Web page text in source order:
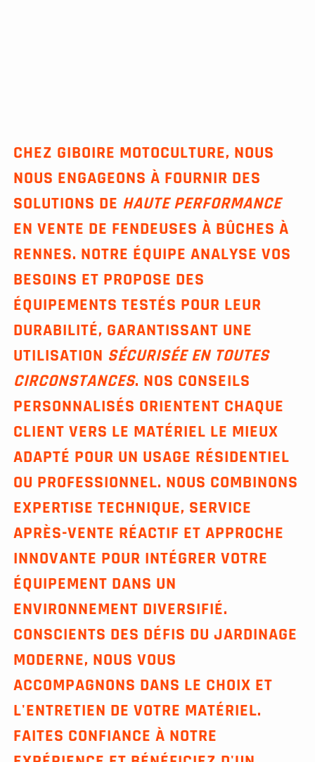
CHEZ GIBOIRE MOTOCULTURE, NOUS
NOUS ENGAGEONS À FOURNIR DES
SOLUTIONS DE HAUTE PERFORMANCE
EN VENTE DE FENDEUSES À BÛCHES À
RENNES. NOTRE ÉQUIPE ANALYSE VOS
BESOINS ET PROPOSE DES
ÉQUIPEMENTS TESTÉS POUR LEUR
DURABILITÉ, GARANTISSANT UNE
UTILISATION SÉCURISÉE EN TOUTES
CIRCONSTANCES. NOS CONSEILS
PERSONNALISÉS ORIENTENT CHAQUE
CLIENT VERS LE MATÉRIEL LE MIEUX
ADAPTÉ POUR UN USAGE RÉSIDENTIEL
OU PROFESSIONNEL. NOUS COMBINONS
EXPERTISE TECHNIQUE, SERVICE
APRÈS-VENTE RÉACTIF ET APPROCHE
INNOVANTE POUR INTÉGRER VOTRE
ÉQUIPEMENT DANS UN
ENVIRONNEMENT DIVERSIFIÉ.
CONSCIENTS DES DÉFIS DU JARDINAGE
MODERNE, NOUS VOUS
ACCOMPAGNONS DANS LE CHOIX ET
L'ENTRETIEN DE VOTRE MATÉRIEL.
FAITES CONFIANCE À NOTRE